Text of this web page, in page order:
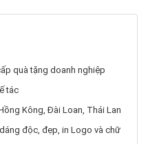
quà tặng doanh nghiệp
tác
Kông, Đài Loan, Thái Lan
độc, đẹp, in Logo và chữ